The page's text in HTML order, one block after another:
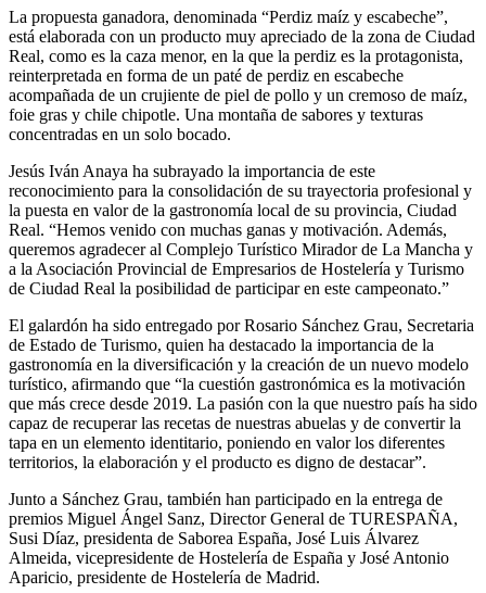
La propuesta ganadora, denominada “Perdiz maíz y escabeche”,
está elaborada con un producto muy apreciado de la zona de Ciudad
Real, como es la caza menor, en la que la perdiz es la protagonista,
reinterpretada en forma de un paté de perdiz en escabeche
acompañada de un crujiente de piel de pollo y un cremoso de maíz,
foie gras y chile chipotle. Una montaña de sabores y texturas
concentradas en un solo bocado.
Jesús Iván Anaya ha subrayado la importancia de este
reconocimiento para la consolidación de su trayectoria profesional y
la puesta en valor de la gastronomía local de su provincia, Ciudad
Real. “Hemos venido con muchas ganas y motivación. Además,
queremos agradecer al Complejo Turístico Mirador de La Mancha y
a la Asociación Provincial de Empresarios de Hostelería y Turismo
de Ciudad Real la posibilidad de participar en este campeonato.”
El galardón ha sido entregado por Rosario Sánchez Grau, Secretaria
de Estado de Turismo, quien ha destacado la importancia de la
gastronomía en la diversificación y la creación de un nuevo modelo
turístico, afirmando que “la cuestión gastronómica es la motivación
que más crece desde 2019. La pasión con la que nuestro país ha sido
capaz de recuperar las recetas de nuestras abuelas y de convertir la
tapa en un elemento identitario, poniendo en valor los diferentes
territorios, la elaboración y el producto es digno de destacar”.
Junto a Sánchez Grau, también han participado en la entrega de
premios Miguel Ángel Sanz, Director General de TURESPAÑA,
Susi Díaz, presidenta de Saborea España, José Luis Álvarez
Almeida, vicepresidente de Hostelería de España y José Antonio
Aparicio, presidente de Hostelería de Madrid.